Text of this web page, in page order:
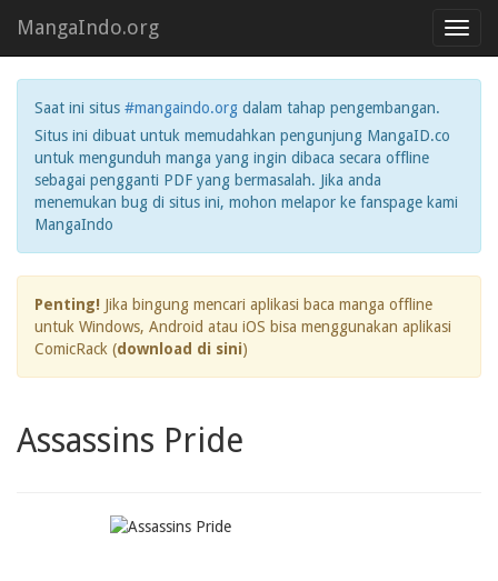
MangaIndo.org
Saat ini situs #mangaindo.org dalam tahap pengembangan.
Situs ini dibuat untuk memudahkan pengunjung MangaID.co
untuk mengunduh manga yang ingin dibaca secara offline
sebagai pengganti PDF yang bermasalah. Jika anda
menemukan bug di situs ini, mohon melapor ke fanspage kami
MangaIndo
Penting! Jika bingung mencari aplikasi baca manga offline
untuk Windows, Android atau iOS bisa menggunakan aplikasi
ComicRack (download di sini)
Assassins Pride